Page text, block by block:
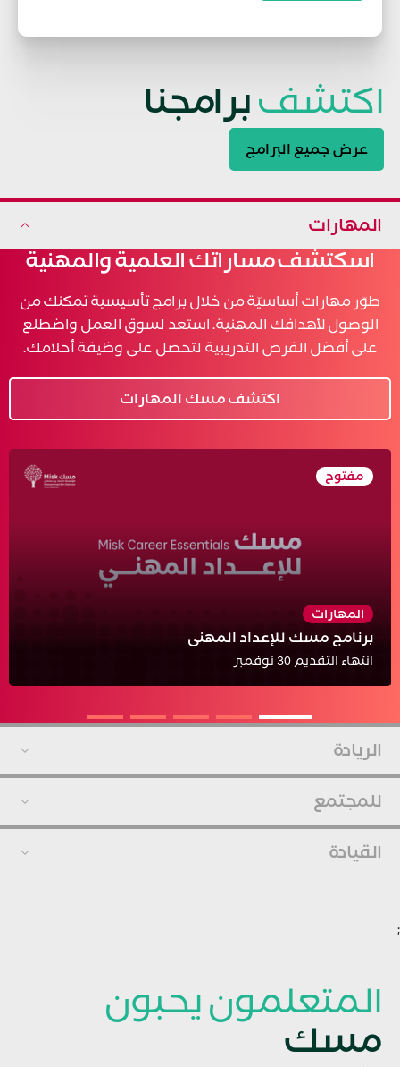
اكتشف برامجنا
عرض جميع البرامج
المهارات
اسكتشف مساراتك العلمية والمهنية
طوّر مهارات أساسيّة من خلال برامج تأسيسية تمكنك من
الوصول لأهدافك المهنية. استعد لسوق العمل واضطلع
على أفضل الفرص التدريبية لتحصل على وظيفة أحلامك.
اكتشف مسك المهارات
مفتوح
المهارات
برنامج مسك للإعداد المهني
انتهاء التقديم 30 نوفمبر
ساعة -ساعتان لكل دورة
عرض التفاصيل
الريادة
للمجتمع
القيادة
;
المتعلمون يحبون
مسك